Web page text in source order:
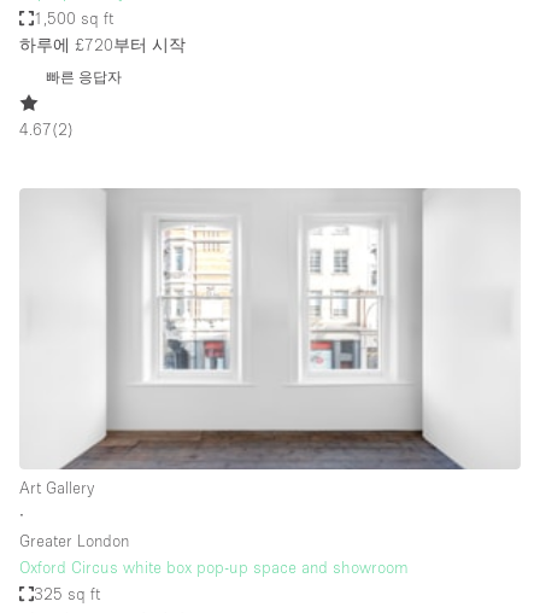
Other
Photo / Filming Studio
Stall / Market Stall
Unique Space
공간 기능
Air Conditioning
Animals Friendly
1,500 sq ft
하루에 £720부터 시작
빠른 응답자
4.67(2)
Art Gallery
∙
Greater London
Oxford Circus white box pop-up space and showroom
325 sq ft